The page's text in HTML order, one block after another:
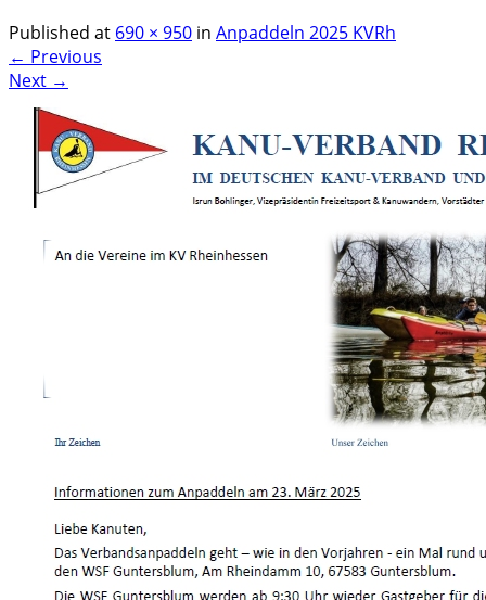
Published at 690 × 950 in Anpaddeln 2025 KVRh
← Previous
Next →